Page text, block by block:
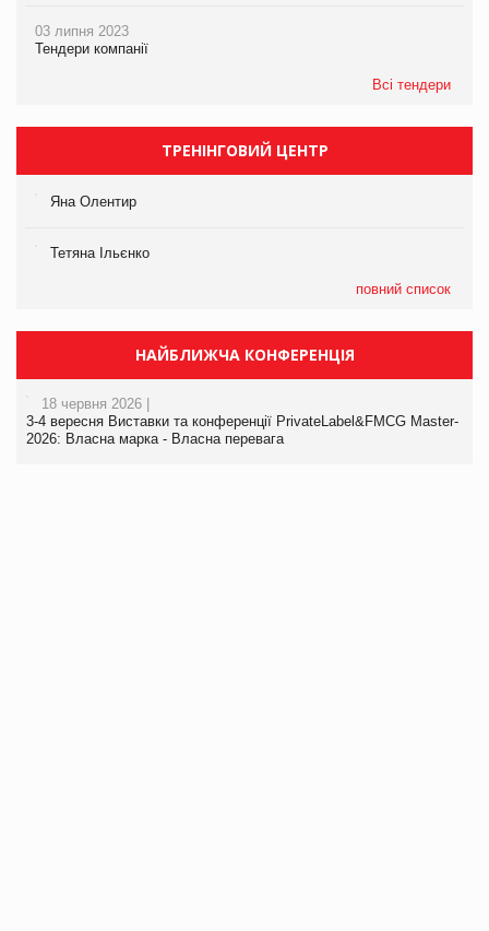
03 липня 2023
Тендери компанії
Всі тендери
ТРЕНІНГОВИЙ ЦЕНТР
Яна Олентир
Тетяна Ільєнко
повний список
НАЙБЛИЖЧА КОНФЕРЕНЦІЯ
18 червня 2026 |
3-4 вересня Виставки та конференції PrivateLabel&FMCG Master-
2026: Власна марка - Власна перевага